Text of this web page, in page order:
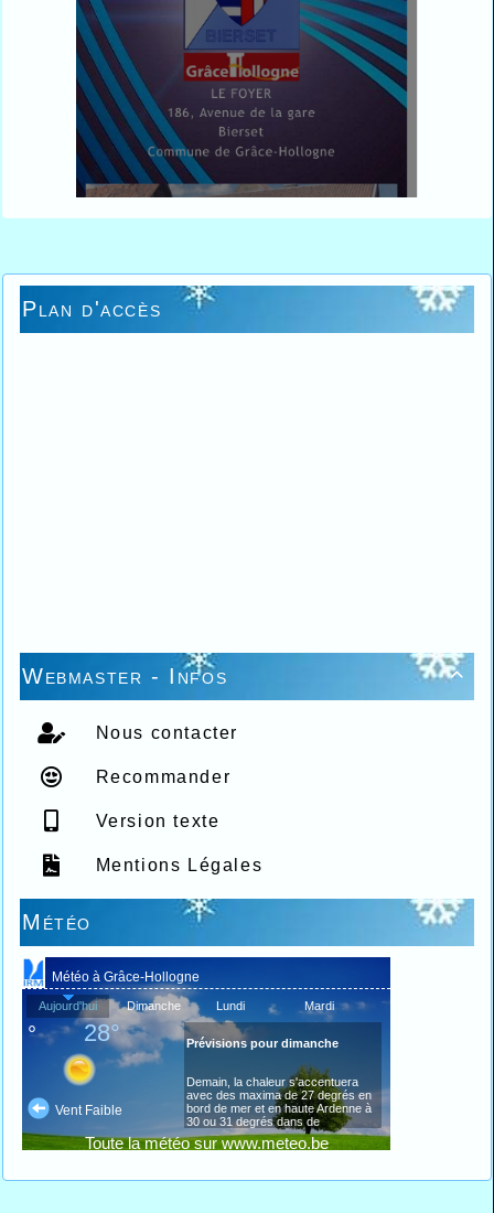
Plan d'accès

Webmaster - Infos
Nous contacter
Recommander
Version texte
Mentions Légales
Météo